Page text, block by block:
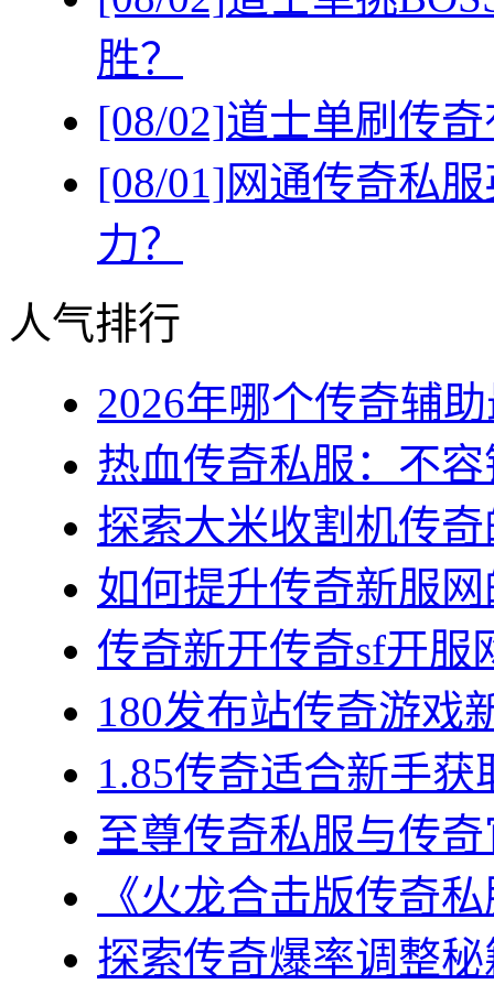
胜？
[08/02]道士单刷传
[08/01]网通传奇私
力？
人气排行
2026年哪个传奇辅
热血传奇私服：不
探索大米收割机传
如何提升传奇新服
传奇新开传奇sf开服
180发布站传奇游戏
1.85传奇适合新手
至尊传奇私服与传
《火龙合击版传奇
探索传奇爆率调整